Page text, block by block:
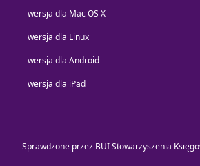
wersja dla Mac OS X
wersja dla Linux
wersja dla Android
wersja dla iPad
Sprawdzone przez BUI Stowarzyszenia